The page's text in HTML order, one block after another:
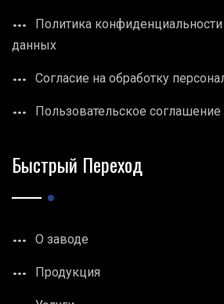
Политика
данных
Согласие на обработку
Пользовательское соглашение
Быстрый Переход
О заводе
Продукция